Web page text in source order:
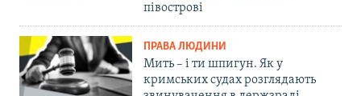
півострові
ПРАВА ЛЮДИНИ
Мить – і ти шпигун. Як у
кримських судах розглядають